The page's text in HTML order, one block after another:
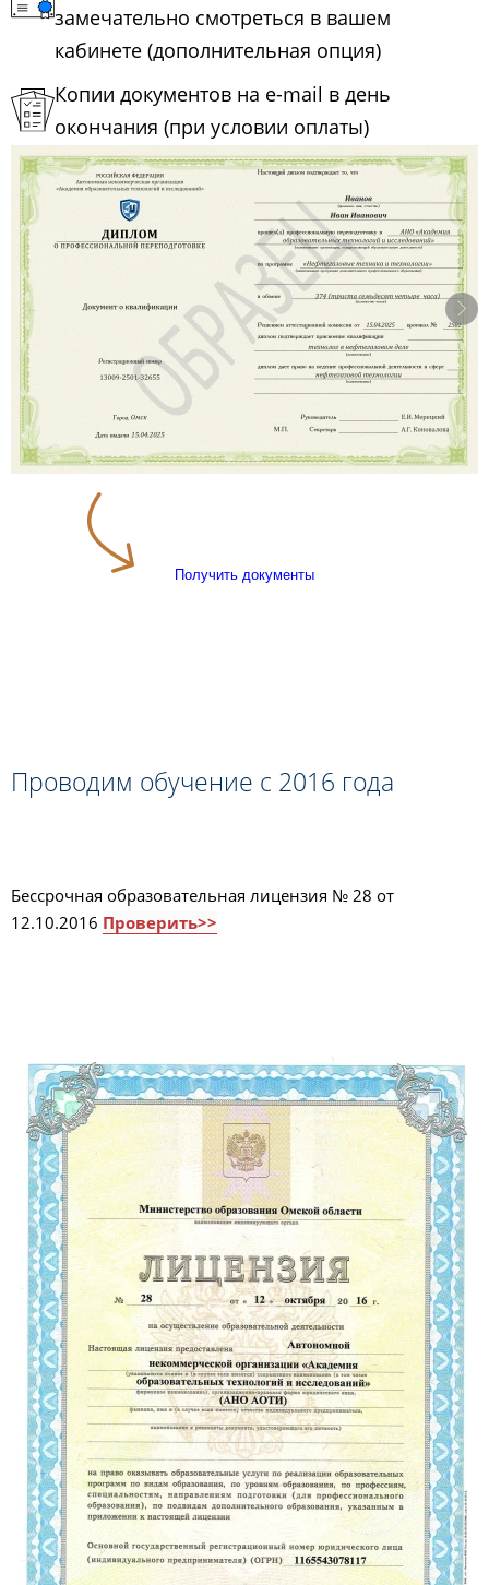
замечательно смотреться в вашем
кабинете (дополнительная опция)
Копии документов на e-mail в день
окончания (при условии оплаты)
Получить документы
Проводим обучение с 2016 года
Бессрочная образовательная лицензия № 28 от
12.10.2016 Проверить>>